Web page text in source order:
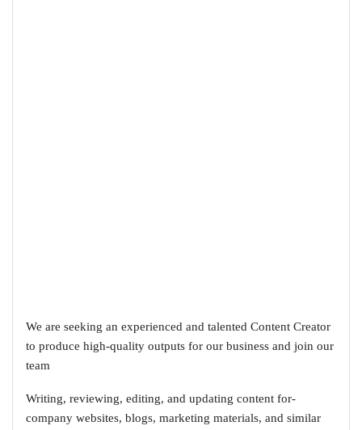
We are seeking an experienced and talented Content Creator
to produce high-quality outputs for our business and join our
team
-Writing, reviewing, editing, and updating content for
company websites, blogs, marketing materials, and similar